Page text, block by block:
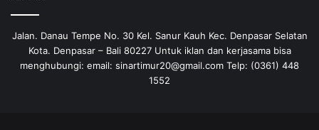
Jalan. Danau Tempe No. 30 Kel. Sanur Kauh Kec. Denpasar Selatan
Kota. Denpasar – Bali 80227 Untuk iklan dan kerjasama bisa
menghubungi: email: sinartimur20@gmail.com Telp: (0361) 448
1552